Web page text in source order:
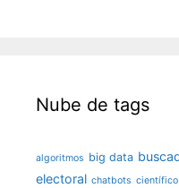
Nube de tags
algoritmos big data
electoral chatbots